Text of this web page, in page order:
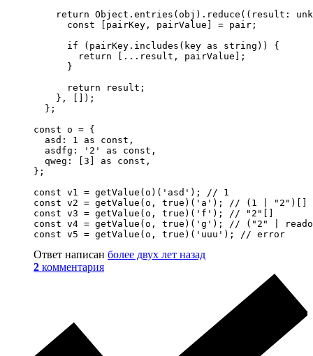
return Object.entries(obj).reduce((result:
      const [pairKey, pairValue] = pair;
      if (pairKey.includes(key as string)) {
        return [...result, pairValue];
      }
      return result;
    }, []);
  };
const o = {
  asd: 1 as const,
  asdfg: '2' as const,
  qweg: [3] as const,
};
const v1 = getValue(o)('asd'); // 1
const v2 = getValue(o, true)('a'); // (1 | "2")[]
const v3 = getValue(o, true)('f'); // "2"[]
const v4 = getValue(o, true)('g'); // ("2" |
const v5 = getValue(o, true)('uuu'); // error
Ответ написан более двух лет назад
2 комментария